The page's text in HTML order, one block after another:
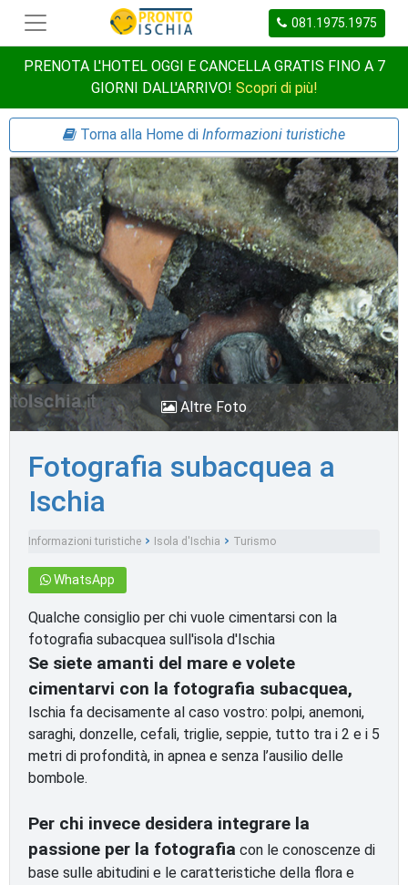
081.1975.1975
PRENOTA L'HOTEL OGGI E CANCELLA GRATIS FINO A 7
GIORNI DALL'ARRIVO! Scopri di più!
Torna alla Home di Informazioni turistiche
Altre Foto
Fotografia subacquea a
Ischia
Informazioni turistiche Isola d'Ischia Turismo
WhatsApp
Qualche consiglio per chi vuole cimentarsi con la
fotografia subacquea sull'isola d'Ischia
Se siete amanti del mare e volete
cimentarvi con la fotografia subacquea,
Ischia fa decisamente al caso vostro: polpi, anemoni,
saraghi, donzelle, cefali, triglie, seppie, tutto tra i 2 e i 5
metri di profondità, in apnea e senza l’ausilio delle
bombole.
Per chi invece desidera integrare la
passione per la fotografia con le conoscenze di
base sulle abitudini e le caratteristiche della flora e